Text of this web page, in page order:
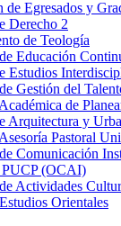
de Egresados y
Derecho 2
de Teología
Educación
Estudios
Gestión del
de
Arquitectura y
Pastoral
Comunicación
(OCAI)
Actividades
Orientales